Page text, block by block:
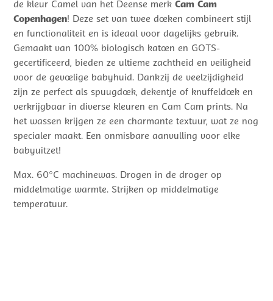
de kleur Camel van het Deense merkCam Cam
Copenhagen! Deze set van twee doeken combineert stijl
en functionaliteit en is ideaal voor dagelijks gebruik.
Gemaakt van 100% biologisch katoen en GOTS-
gecertificeerd, bieden ze ultieme zachtheid en veiligheid
voor de gevoelige babyhuid. Dankzij de veelzijdigheid
zijn ze perfect als spuugdoek, dekentje of knuffeldoek en
verkrijgbaar in diverse kleuren en Cam Cam prints. Na
het wassen krijgen ze een charmante textuur, wat ze nog
specialer maakt. Een onmisbare aanvulling voor elke
babyuitzet!
Max. 60°C machinewas. Drogen in de droger op
middelmatige warmte. Strijken op middelmatige
temperatuur.